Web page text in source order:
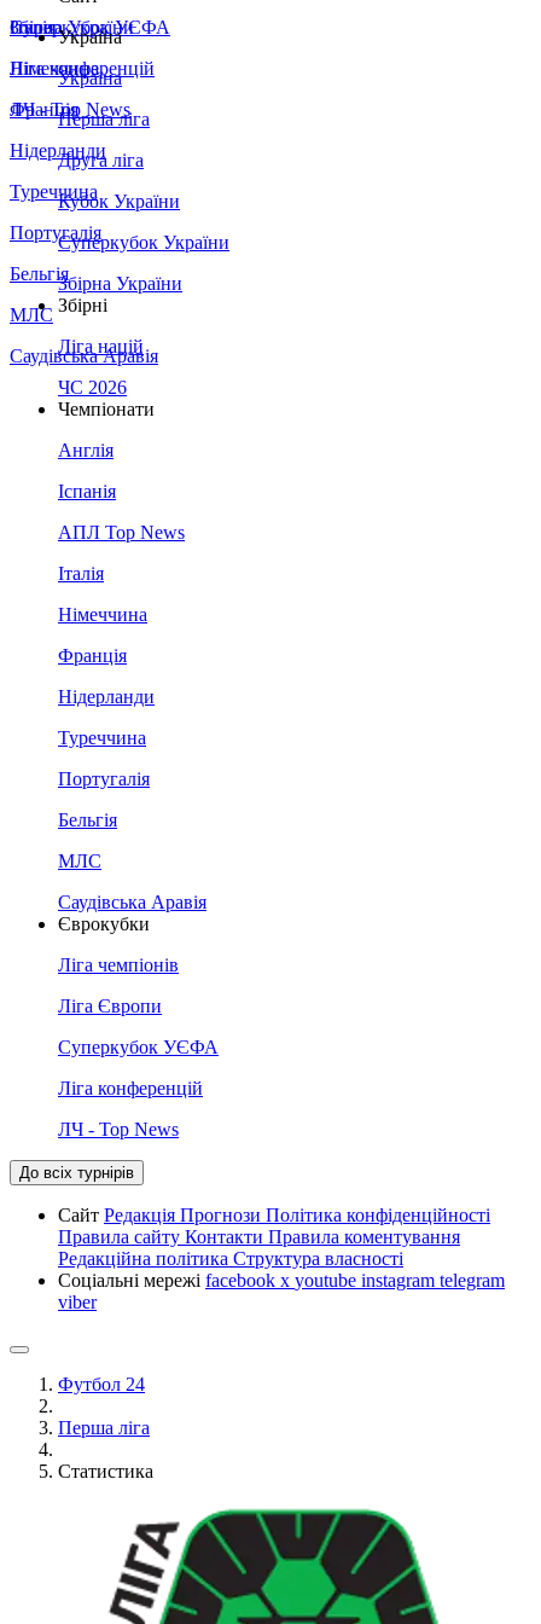
Збірна України
Італія
Німеччина
Франція
Нідерланди
Туреччина
Португалія
Бельгія
МЛС
Саудівська Аравія
Суперкубок УЄФА
Ліга конференцій
ЛЧ - Top News
Україна
Україна
Перша ліга
Друга ліга
Кубок України
Суперкубок України
Збірна України
Збірні
Ліга націй
ЧС 2026
Чемпіонати
Англія
Іспанія
АПЛ Top News
Італія
Німеччина
Франція
Нідерланди
Туреччина
Португалія
Бельгія
МЛС
Саудівська Аравія
Єврокубки
Ліга чемпіонів
Ліга Європи
Суперкубок УЄФА
Ліга конференцій
ЛЧ - Top News
До всіх турнірів
Сайт Редакція Прогнози Політика конфіденційності
Правила сайту Контакти Правила коментування
Редакційна політика Структура власності
Соціальні мережі facebook x youtube instagram telegram
viber
Футбол 24
Перша ліга
Статистика